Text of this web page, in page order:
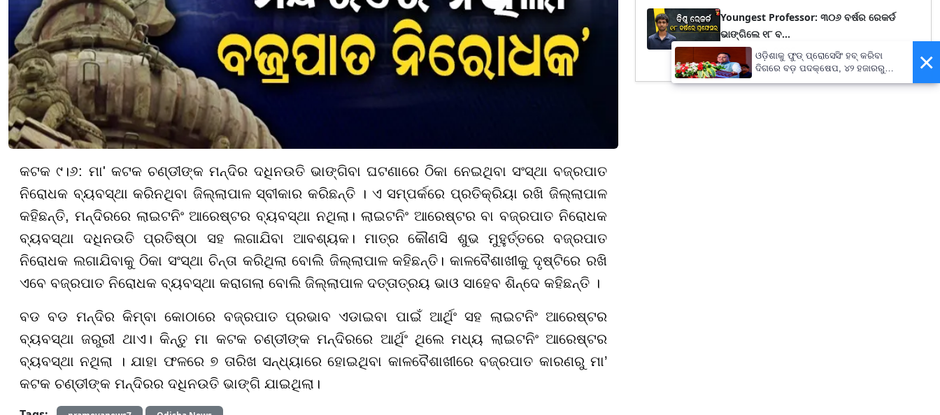
କଟକ ୯।୬: ମା' କଟକ ଚଣ୍ଡୀଙ୍କ ମନ୍ଦିର ଦଧିନଉତି ଭାଙ୍ଗିବା ଘଟଣାରେ ଠିକା ନେଇଥିବା ସଂସ୍ଥା ବଜ୍ରପାତ
ନିରୋଧକ ବ୍ୟବସ୍ଥା କରିନଥିବା ଜିଲ୍ଲାପାଳ ସ୍ବୀକାର କରିଛନ୍ତି । ଏ ସମ୍ପର୍କରେ ପ୍ରତିକ୍ରିୟା ରଖି ଜିଲ୍ଲାପାଳ
କହିଛନ୍ତି, ମନ୍ଦିରରେ ଲାଇଟନିଂ ଆରେଷ୍ଟର ବ୍ୟବସ୍ଥା ନଥିଲା। ଲାଇଟନିଂ ଆରେଷ୍ଟର ବା ବଜ୍ରପାତ ନିରୋଧକ
ବ୍ୟବସ୍ଥା ଦଧିନଉତି ପ୍ରତିଷ୍ଠା ସହ ଲଗାଯିବା ଆବଶ୍ୟକ। ମାତ୍ର କୌଣସି ଶୁଭ ମୁହୁର୍ତ୍ତରେ ବଜ୍ରପାତ
ନିରୋଧକ ଲଗାଯିବାକୁ ଠିକା ସଂସ୍ଥା ଚିନ୍ତା କରିଥିଲା ବୋଲି ଜିଲ୍ଲାପାଳ କହିଛନ୍ତି। କାଳବୈଶାଖୀକୁ ଦୃଷ୍ଟିରେ ରଖି
ଏବେ ବଜ୍ରପାତ ନିରୋଧକ ବ୍ୟବସ୍ଥା କରାଗଲା ବୋଲି ଜିଲ୍ଲାପାଳ ଦତ୍ତାତ୍ରୟ ଭାଓ ସାହେବ ଶିନ୍ଦେ କହିଛନ୍ତି ।
ବଡ ବଡ ମନ୍ଦିର କିମ୍ବା କୋଠାରେ ବଜ୍ରପାତ ପ୍ରଭାବ ଏଡାଇବା ପାଇଁ ଆର୍ଥିଂ ସହ ଲାଇଟନିଂ ଆରେଷ୍ଟର
ବ୍ୟବସ୍ଥା ଜରୁରୀ ଥାଏ। କିନ୍ତୁ ମା କଟକ ଚଣ୍ଡୀଙ୍କ ମନ୍ଦିରରେ ଆର୍ଥିଂ ଥିଲେ ମଧ୍ୟ ଲାଇଟନିଂ ଆରେଷ୍ଟର
ବ୍ୟବସ୍ଥା ନଥିଲା । ଯାହା ଫଳରେ ୭ ତାରିଖ ସନ୍ଧ୍ୟାରେ ହୋଇଥିବା କାଳବୈଶାଖୀରେ ବଜ୍ରପାତ କାରଣରୁ ମା’
କଟକ ଚଣ୍ଡୀଙ୍କ ମନ୍ଦିରର ଦଧିନଉତି ଭାଙ୍ଗି ଯାଇଥିଲା।
Youngest Professor: ୩୦୬ ବର୍ଷର ରେକର୍ଡ
ଭାଙ୍ଗିଲେ ୧୮ ବ...
August 03, 2026
×
ଓଡ଼ିଶାକୁ ଫୁଡ୍ ପ୍ରୋସେସିଂ ହବ୍ କରିବା
ଦିଗରେ ବଡ଼ ପଦକ୍ଷେପ, ୪୨ ହଜାରରୁ
ଅଧିକ ନିଯୁକ୍ତି ସୁଯୋଗ